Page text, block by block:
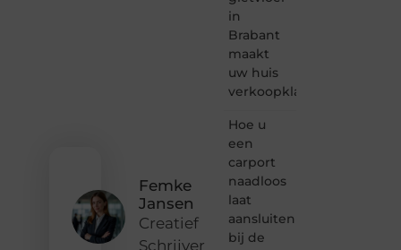
Femke
Jansen
Creatief
Schrijver
in
Brabant
maakt
uw huis
verkoopklaar
Hoe u
een
carport
naadloos
laat
aansluiten
bij de